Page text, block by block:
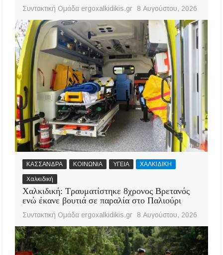
Συντακτική Ομάδα ergoxalkidikis.gr 8 Αυγούστου, 2026
ΚΑΣΣΑΝΔΡΑ ΚΟΙΝΩΝΙΑ ΥΓΕΙΑ ΧΑΛΚΙΔΙΚΗ
Χαλκιδική
Χαλκιδική: Τραυματίστηκε 8χρονος Βρετανός
ενώ έκανε βουτιά σε παραλία στο Παλιούρι
Συντακτική Ομάδα ergoxalkidikis.gr 8 Αυγούστου, 2026